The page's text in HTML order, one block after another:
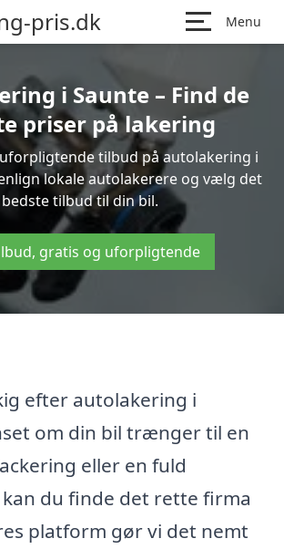
pris.dk Menu
i Saunte – Find de
priser på lakering
tilbud på autolakering i
lokale autolakerere og vælg det
bedste tilbud til din bil.
gratis og uforpligtende
efter autolakering i
om din bil trænger til en
eller en fuld
du finde det rette firma
platform gør vi det nemt